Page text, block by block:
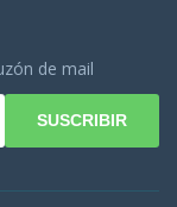
de mail
SUSCRIBIR